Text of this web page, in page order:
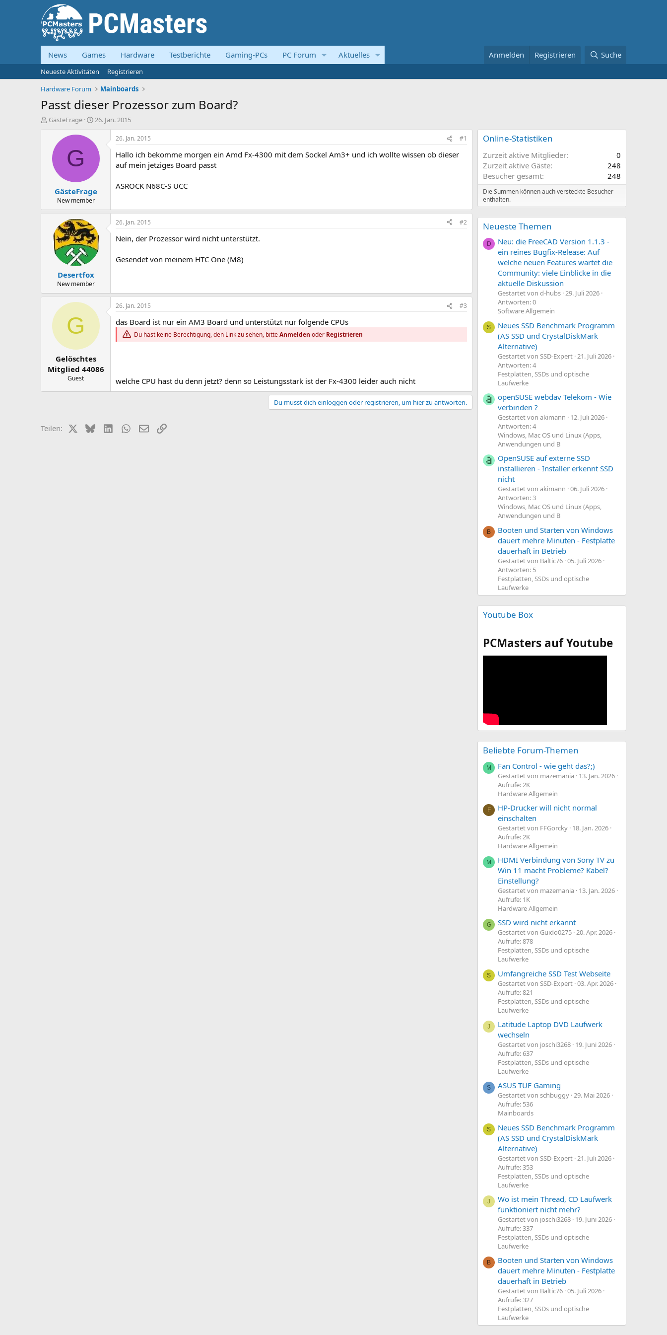
News Games Hardware Testberichte Gaming-PCs PC Forum Aktuelles Anmelden Registrieren Suche
Neueste Aktivitäten
Registrieren
Hardware Forum
Mainboards
Passt dieser Prozessor zum Board?
E
GästeFrage
E
t
l
a
m
26. Jan. 2015
G
GästeFrage
New member
26. Jan. 2015 #1
Hallo ich bekomme morgen ein Amd Fx-4300 mit dem Sockel Am3+ und ich wollte wissen ob dieser
auf mein jetziges Board passt
ASROCK N68C-S UCC
Desertfox
New member
26. Jan. 2015 #2
Nein, der Prozessor wird nicht unterstützt.
Gesendet von meinem HTC One (M8)
G
Gelöschtes
Mitglied 44086
Guest
26. Jan. 2015 #3
das Board ist nur ein AM3 Board und unterstützt nur folgende CPUs
Du hast keine Berechtigung, den Link zu sehen, bitteAnmelden oder Registrieren
welche CPU hast du denn jetzt? denn so Leistungsstark ist der Fx-4300 leider auch nicht
Du musst dich einloggen oder registrieren, um hier zu antworten.
Teilen: X (Twitter)
BlueskyLinkedInWhatsApp
E-MailLink
Online-Statistiken
Zurzeit aktive Mitglieder
0
Zurzeit aktive Gäste
248
Besucher gesamt
248
Die Summen können auch versteckte Besucher
enthalten.
Neueste Themen
D
Neu: die FreeCAD Version 1.1.3 -
ein reines Bugfix-Release: Auf
welche neuen Features wartet die
Community: viele Einblicke in die
aktuelle Diskussion
Gestartet von d-hubs 29. Juli 2026
Antworten: 0
Software Allgemein
S
Neues SSD Benchmark Programm
(AS SSD und CrystalDiskMark
Alternative)
Gestartet von SSD-Expert 21. Juli 2026
Antworten: 4
Festplatten, SSDs und optische
Laufwerke
openSUSE webdav Telekom - Wie
verbinden ?
Gestartet von akimann
12. Juli 2026
Antworten: 4
Windows, Mac OS und Linux (Apps,
Anwendungen und B
OpenSUSE auf externe SSD
installieren - Installer erkennt SSD
nicht
Gestartet von akimann 06. Juli 2026
Antworten: 3
Windows, Mac OS und Linux (Apps,
Anwendungen und B
B
Booten und Starten von Windows
dauert mehre Minuten - Festplatte
dauerhaft in Betrieb
Gestartet von Baltic76 05. Juli 2026
Antworten: 5
Festplatten, SSDs und optische
Laufwerke
Youtube Box
PCMasters auf Youtube
Beliebte Forum-Themen
M Fan Control - wie geht das?;)
Gestartet von mazemania 13. Jan. 2026
Aufrufe: 2K
Hardware Allgemein
F
HP-Drucker will nicht normal
einschalten
Gestartet von FFGorcky 18. Jan. 2026
Aufrufe: 2K
Hardware Allgemein
M
HDMI Verbindung von Sony TV zu
Win 11 macht Probleme? Kabel?
Einstellung?
Gestartet von mazemania 13. Jan. 2026
Aufrufe: 1K
Hardware Allgemein
G SSD wird nicht erkannt
Gestartet von Guido0275 20. Apr. 2026
Aufrufe: 878
Festplatten, SSDs und optische
Laufwerke
S Umfangreiche SSD Test Webseite
Gestartet von SSD-Expert 03. Apr. 2026
Aufrufe: 821
Festplatten, SSDs und optische
Laufwerke
J
Latitude Laptop DVD Laufwerk
wechseln
Gestartet von joschi3268 19. Juni 2026
Aufrufe: 637
Festplatten, SSDs und optische
Laufwerke
S ASUS TUF Gaming
Gestartet von schbuggy 29. Mai 2026
Aufrufe: 536
Mainboards
S
Neues SSD Benchmark Programm
(AS SSD und CrystalDiskMark
Alternative)
Gestartet von SSD-Expert 21. Juli 2026
Aufrufe: 353
Festplatten, SSDs und optische
Laufwerke
J
Wo ist mein Thread, CD Laufwerk
funktioniert nicht mehr?
Gestartet von joschi3268 19. Juni 2026
Aufrufe: 337
Festplatten, SSDs und optische
Laufwerke
B
Booten und Starten von Windows
dauert mehre Minuten - Festplatte
dauerhaft in Betrieb
Gestartet von Baltic76 05. Juli 2026
Aufrufe: 327
Festplatten, SSDs und optische
Laufwerke